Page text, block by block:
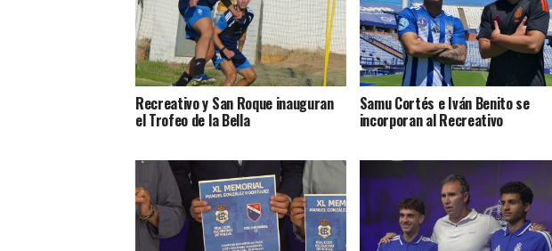
Recreativo y San Roque inauguran
el Trofeo de la Bella
Samu Cortés e Iván Benito se
incorporan al Recreativo